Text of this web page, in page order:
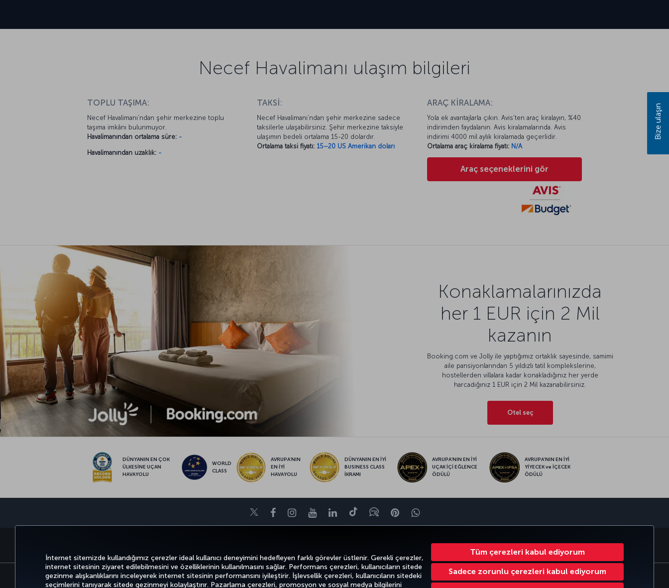
İnternet sitemizde kullandığımız çerezler ideal kullanıcı deneyimini hedefleyen farklı görevler üstlenir. Gerekli çerezler,
internet sitesinin ziyaret edilebilmesini ve özelliklerinin kullanılmasını sağlar. Performans çerezleri, kullanıcıların sitede
gezinme alışkanlıklarını inceleyerek internet sitesinin performansını iyileştirir. İşlevsellik çerezleri, kullanıcıların sitedeki
seçimlerini tanıyarak sitede gezinmeyi kolaylaştırır. Pazarlama çerezleri, promosyon ve sosyal medya bilgilerini
Tüm çerezleri kabul ediyorum
Sadece zorunlu çerezleri kabul ediyorum
Necef Havalimanı ulaşım bilgileri
TOPLU TAŞIMA:
Necef Havalimanı’ndan şehir merkezine toplu
taşıma imkânı bulunmuyor.
Havalimanından ortalama süre: -
Havalimanından uzaklık: -
TAKSİ:
Necef Havalimanı’ndan şehir merkezine sadece
taksilerle ulaşabilirsiniz. Şehir merkezine taksiyle
ulaşımın bedeli ortalama 15-20 dolardır.
Ortalama taksi fiyatı: 15–20 US Amerikan doları
ARAÇ KİRALAMA:
Yola ek avantajlarla çıkın. Avis’ten araç kiralayın, %40
indirimden faydalanın. Avis kiralamalarında. Avis
indirimi 4000 mil aylık kiralamada geçerlidir.
Ortalama araç kiralama fiyatı: N/A
Araç seçeneklerini gör
Konaklamalarınızda
her 1 EUR için 2 Mil
kazanın
Booking.com ve Jolly ile yaptığımız ortaklık sayesinde, samimi
aile pansiyonlarından 5 yıldızlı tatil komplekslerine,
hostellerden villalara kadar konakladığınız her yerde
harcadığınız 1 EUR için 2 Mil kazanabilirsiniz.
Otel seç
DÜNYANIN EN ÇOK
ÜLKESİNE UÇAN
HAVAYOLU
WORLD
CLASS
AVRUPA’NIN
EN İYİ
HAVAYOLU
DÜNYANIN EN İYİ
BUSINESS CLASS
İKRAMI
AVRUPA’NIN EN İYİ
UÇAK İÇİ EĞLENCE
ÖDÜLÜ
AVRUPA’NIN EN İYİ
YİYECEK ve İÇECEK
ÖDÜLÜ
TwitterFacebookInstagram
YoutubeLinkedIn
TiktokBlogPinterestWhatsapp
CORPORATE CLUB TÜRK HAVA YOLLARI
Bilgi Toplumu Hizmetleri Erişilebilirlik Gizlilik ve Çerez Politikası Yasal Uyarı Yolcu Hakları
Bize ulaşın